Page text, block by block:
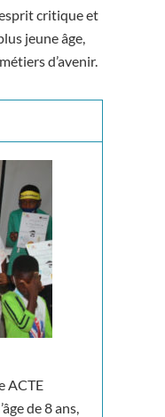
critique et
jeune âge,
d’avenir.
ACTE
de 8 ans,